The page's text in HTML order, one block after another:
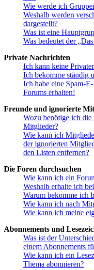
Wie werde ich
Weshalb werden
dargestellt?
Was ist eine
Was bedeutet der
Private Nachrichten
Ich kann keine
Ich bekomme ständig
Ich habe eine Spam-
Forums erhalten!
Freunde und ignorierte
Wozu benötige ich
Mitglieder?
Wie kann ich
der ignorierten
den Listen entfernen?
Die Foren durchsuchen
Wie kann ich ein
Weshalb erhalte ich
Warum bekomme ich
Wie kann ich nach
Wie kann ich meine
Abonnements und
Was ist der
einem Abonnements
Wie kann ich ein
Thema abonnieren?